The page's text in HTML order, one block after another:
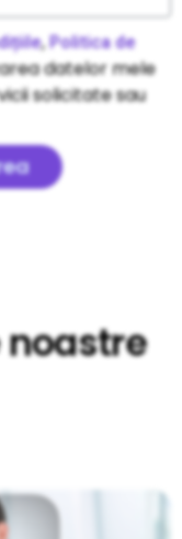
,Politica de
datelor mele
solicitate sau